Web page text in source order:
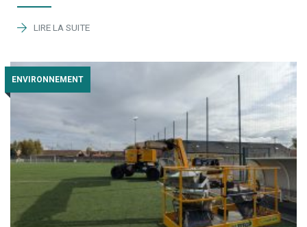
LIRE LA SUITE
ENVIRONNEMENT